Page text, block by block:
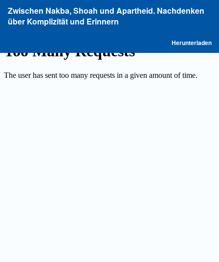
Artikeldetails
zurückkehren
Zwischen Nakba, Shoah und Apartheid. Nachdenken
über Komplizität und Erinnern
Herunterladen